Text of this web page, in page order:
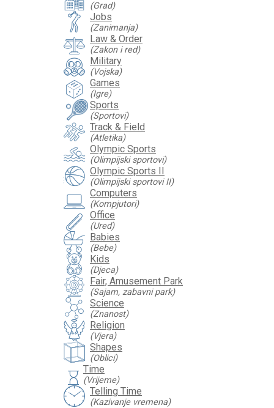
(Grad)
Jobs
(Zanimanja)
Law & Order
(Zakon i red)
Military
(Vojska)
Games
(Igre)
Sports
(Sportovi)
Track & Field
(Atletika)
Olympic Sports
(Olimpijski sportovi)
Olympic Sports II
(Olimpijski sportovi II)
Computers
(Kompjutori)
Office
(Ured)
Babies
(Bebe)
Kids
(Djeca)
Fair, Amusement Park
(Sajam, zabavni park)
Science
(Znanost)
Religion
(Vjera)
Shapes
(Oblici)
hourglass Time
(Vrijeme)
Telling Time
(Kazivanje vremena)